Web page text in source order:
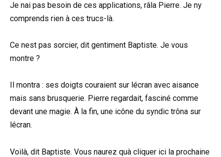
Je nai pas besoin de ces applications, râla Pierre. Je ny
comprends rien à ces trucs-là.
Ce nest pas sorcier, dit gentiment Baptiste. Je vous
montre ?
Il montra : ses doigts couraient sur lécran avec aisance
mais sans brusquerie. Pierre regardait, fasciné comme
devant une magie. À la fin, une icône du syndic trôna sur
lécran.
Voilà, dit Baptiste. Vous naurez quà cliquer ici la prochaine